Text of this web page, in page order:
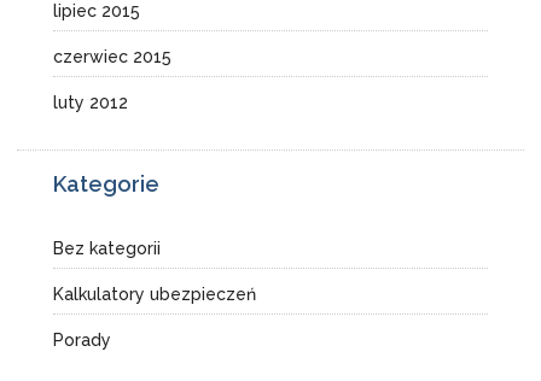
lipiec 2015
czerwiec 2015
luty 2012
Kategorie
Bez kategorii
Kalkulatory ubezpieczeń
Porady